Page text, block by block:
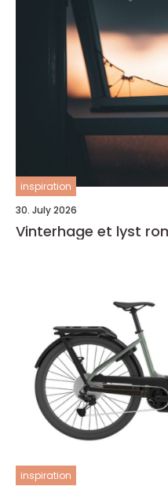
inspiration
30. July 2026
Vinterhage et
inspiration